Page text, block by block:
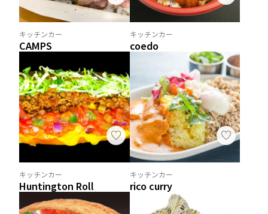
キッチンカー
CAMPS
キッチンカー
coedo
キッチンカー
Huntington Roll
キッチンカー
rico curry